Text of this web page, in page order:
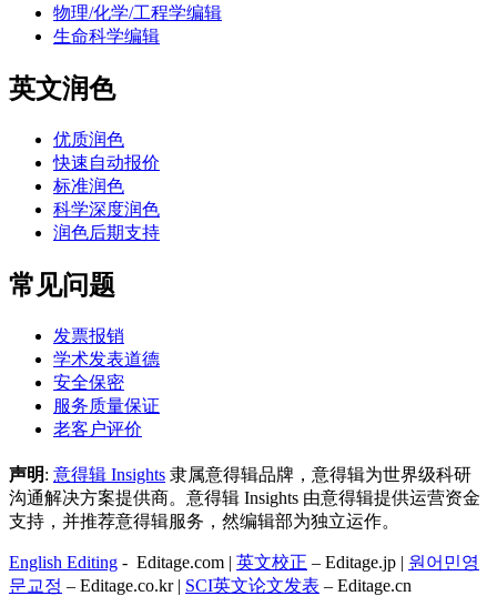
物理/化学/工程学编辑
生命科学编辑
英文润色
优质润色
快速自动报价
标准润色
科学深度润色
润色后期支持
常见问题
发票报销
学术发表道德
安全保密
服务质量保证
老客户评价
声明: 意得辑 Insights 隶属意得辑品牌，意得辑为世界级科研
沟通解决方案提供商。意得辑 Insights 由意得辑提供运营资金
支持，并推荐意得辑服务，然编辑部为独立运作。
English Editing - Editage.com | 英文校正 – Editage.jp | 원어민영
문교정 – Editage.co.kr | SCI英文论文发表 – Editage.cn